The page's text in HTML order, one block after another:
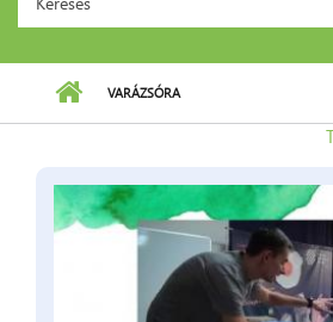
Keresés űrlap
VARÁZSÓRA